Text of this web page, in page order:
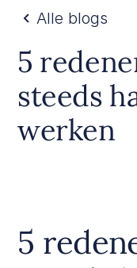
Alle blogs
5
steeds
werken
5